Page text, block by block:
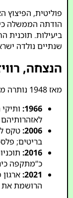
הודתה הממשלה
ביעילות. תוכנית
שנתיים נולדה
הנצחה,
מאז 1948 נותרה מורשת הפיצוץ מפלגת:
1966:
2006: טקס
בריטים;
2016:
כ”מתקפה
2021:
הרושמת את כל 91 הקורבנות, כולל